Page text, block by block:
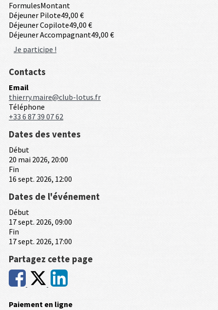
FormulesMontant
Déjeuner Pilote49,00 €
Déjeuner Copilote49,00 €
Déjeuner Accompagnant49,00 €
Je participe !
Contacts
Email
thierry.maire@club-lotus.fr
Téléphone
+33 6 87 39 07 62
Dates des ventes
Début
20 mai 2026, 20:00
Fin
16 sept. 2026, 12:00
Dates de l'événement
Début
17 sept. 2026, 09:00
Fin
17 sept. 2026, 17:00
Partagez cette page
Paiement en ligne